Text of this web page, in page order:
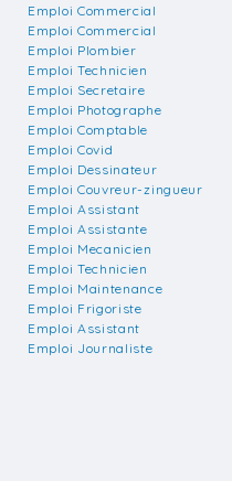
Emploi Commercial
Emploi Commercial
Emploi Plombier
Emploi Technicien
Emploi Secretaire
Emploi Photographe
Emploi Comptable
Emploi Covid
Emploi Dessinateur
Emploi Couvreur-zingueur
Emploi Assistant
Emploi Assistante
Emploi Mecanicien
Emploi Technicien
Emploi Maintenance
Emploi Frigoriste
Emploi Assistant
Emploi Journaliste